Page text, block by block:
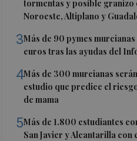
tormentas y posible granizo
Noroeste, Altiplano y
3Más de 90 pymes
euros tras las ayudas del
4Más de 300 murcianas
estudio que predice el
de mama
5Más de 1.800 estudiantes
San Javier y Alcantarilla